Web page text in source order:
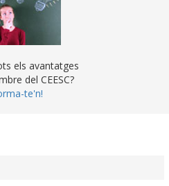
els avantatges
del CEESC?
te'n!